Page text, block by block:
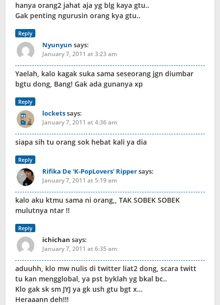
hanya orang2 jahat aja yg blg kaya gtu..
Gak penting ngurusin orang kya gtu..
Reply
Nyunyun says:
January 7, 2011 at 3:23 am
Yaelah, kalo kagak suka sama seseorang jgn diumbar
bgtu dong, Bang! Gak ada gunanya xp
Reply
locketssays:
January 7, 2011 at 4:36 am
siapa sih tu orang sok hebat kali ya dia
Reply
Rifika De 'K-PopLovers' Rippersays:
January 7, 2011 at 5:19 am
kalo aku ktmu sama ni orang,, TAK SOBEK SOBEK
mulutnya ntar !!
Reply
ichichan says:
January 7, 2011 at 6:35 am
aduuhh, klo mw nulis di twitter liat2 dong, scara twitt
tu kan mengglobal, ya pst byklah yg bkal bc..
Klo gak sk sm JYJ ya gk ush gtu bgt x…
Heraaann deh!!!